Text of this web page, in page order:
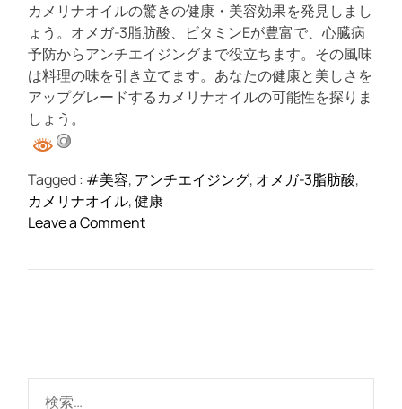
カメリナオイルの驚きの健康・美容効果を発見しまし
ょう。オメガ-3脂肪酸、ビタミンEが豊富で、心臓病
予防からアンチエイジングまで役立ちます。その風味
は料理の味を引き立てます。あなたの健康と美しさを
アップグレードするカメリナオイルの可能性を探りま
しょう。
Tagged : #美容, アンチエイジング, オメガ-3脂肪酸,
カメリナオイル,健康
Leave a Commento
カ